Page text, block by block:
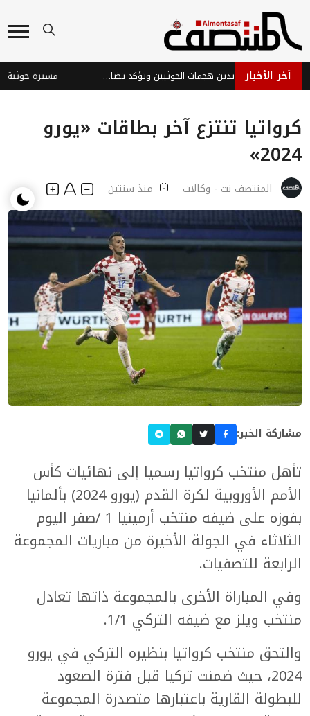
آخر الأخبار جامعة الدول العربية تدين هجمات الحوثيين وتؤكد تضامنها مع السعودية مسيرة حوثية
كرواتيا تنتزع آخر بطاقات «يورو
2024»
المنتصف نت - وكالات منذ سنتين
مشاركة الخبر:
تأهل منتخب كرواتيا رسميا إلى نهائيات كأس
الأمم الأوروبية لكرة القدم (يورو 2024) بألمانيا
بفوزه على ضيفه منتخب أرمينيا 1 /صفر اليوم
الثلاثاء في الجولة الأخيرة من مباريات المجموعة
الرابعة للتصفيات.
وفي المباراة الأخرى بالمجموعة ذاتها تعادل
منتخب ويلز مع ضيفه التركي 1/1.
والتحق منتخب كرواتيا بنظيره التركي في يورو
2024، حيث ضمنت تركيا قبل فترة الصعود
للبطولة القارية باعتبارها متصدرة المجموعة